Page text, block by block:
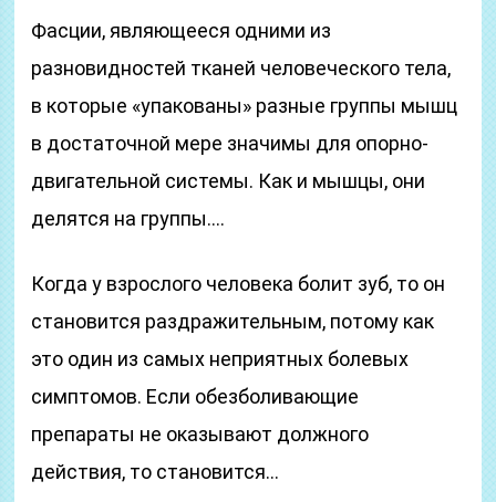
Фасции, являющееся одними из
разновидностей тканей человеческого тела,
в которые «упакованы» разные группы мышц
в достаточной мере значимы для опорно-
двигательной системы. Как и мышцы, они
делятся на группы….
Когда у взрослого человека болит зуб, то он
становится раздражительным, потому как
это один из самых неприятных болевых
симптомов. Если обезболивающие
препараты не оказывают должного
действия, то становится…